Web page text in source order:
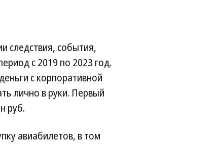
следствия, события,
с 2019 по 2023 год.
с корпоративной
лично в руки. Первый
руб.
авиабилетов, в том